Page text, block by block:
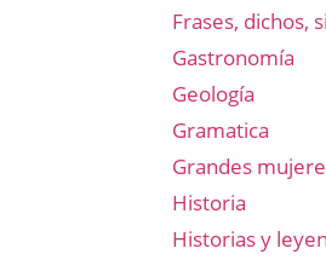
Frases, dichos,
Gastronomía
Geología
Gramatica
Grandes
Historia
Historias y